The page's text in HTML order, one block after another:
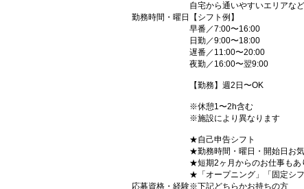
自宅から通いやすいエリアな
勤務時間・曜日
【シフト例】
早番／7:00〜16:00
日勤／9:00〜18:00
遅番／11:00〜20:00
夜勤／16:00〜翌9:00
【勤務】週2日〜OK
※休憩1〜2h含む
※施設により異なります
★自己申告シフト
★勤務時間・曜日・開始日お
★短期2ヶ月からのお仕事もあ
★「オープニング」「固定シ
応募資格・経験※下記どちらかお持ちの方